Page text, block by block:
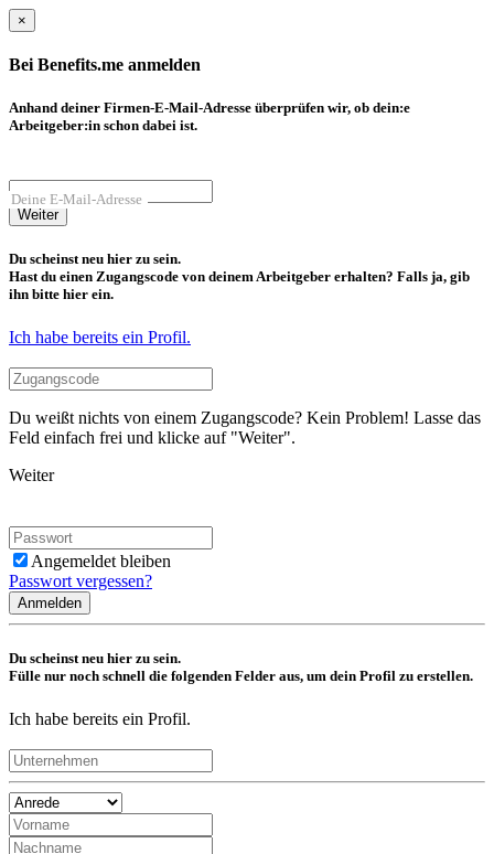
×
Bei Benefits.me anmelden
Anhand deiner Firmen-E-Mail-Adresse überprüfen wir, ob dein:e
Arbeitgeber:in schon dabei ist.
Deine E-Mail-Adresse
Weiter
Du scheinst neu hier zu sein.
Hast du einen Zugangscode von deinem Arbeitgeber erhalten? Falls ja, gib
ihn bitte hier ein.
Ich habe bereits ein Profil.
Du weißt nichts von einem Zugangscode? Kein Problem! Lasse das
Feld einfach frei und klicke auf "Weiter".
Weiter
Angemeldet bleiben
Passwort vergessen?
Anmelden
Du scheinst neu hier zu sein.
Fülle nur noch schnell die folgenden Felder aus, um dein Profil zu erstellen.
Ich habe bereits ein Profil.